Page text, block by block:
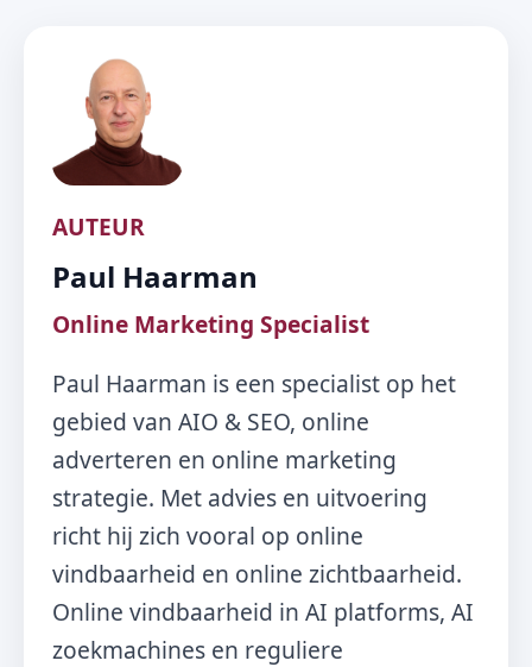
AUTEUR
Paul Haarman
Online Marketing Specialist
Paul Haarman is een specialist op het
gebied van AIO & SEO, online
adverteren en online marketing
strategie. Met advies en uitvoering
richt hij zich vooral op online
vindbaarheid en online zichtbaarheid.
Online vindbaarheid in AI platforms, AI
zoekmachines en reguliere